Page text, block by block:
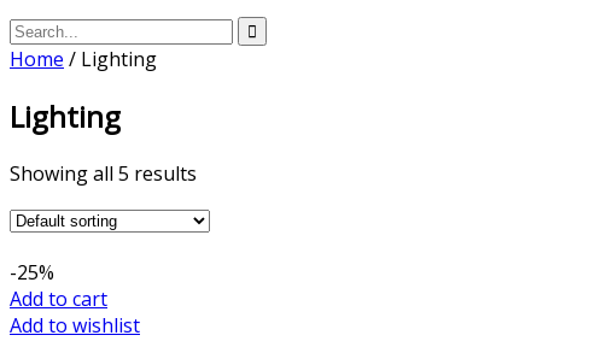
Home / Lighting
Lighting
Showing all 5 results
-25%
Add to cart
Add to wishlist